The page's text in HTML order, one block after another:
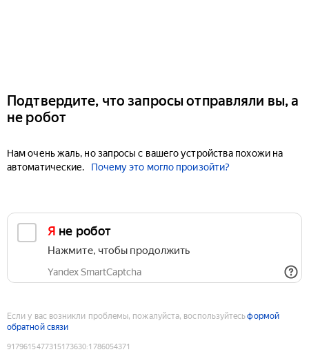
Подтвердите, что запросы отправляли вы, а
не робот
Нам очень жаль, но запросы с вашего устройства похожи на
автоматические.
Почему это могло произойти?
Я не робот
Нажмите, чтобы продолжить
Yandex SmartCaptcha
Если у вас возникли проблемы, пожалуйста, воспользуйтесьформой
обратной связи
9179615477315173630:1786054371